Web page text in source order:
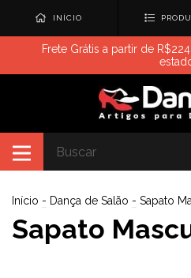
INÍCIO
Frete Grátis a partir de
Início - Dança de Salão - Sapato
Sapato